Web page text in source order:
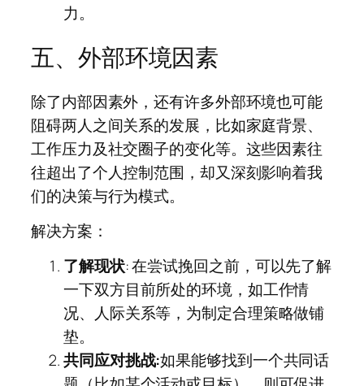
力。
五、外部环境因素
除了内部因素外，还有许多外部环境也可能
阻碍两人之间关系的发展，比如家庭背景、
工作压力及社交圈子的变化等。这些因素往
往超出了个人控制范围，却又深刻影响着我
们的决策与行为模式。
解决方案：
了解现状: 在尝试挽回之前，可以先了解
一下双方目前所处的环境，如工作情
况、人际关系等，为制定合理策略做铺
垫。
共同应对挑战:如果能够找到一个共同话